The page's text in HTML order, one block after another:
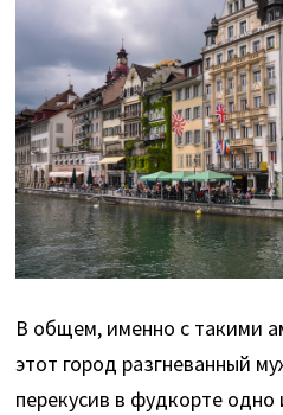
В общем, именно с такими
этот город разгневанный
перекусив в фудкорте